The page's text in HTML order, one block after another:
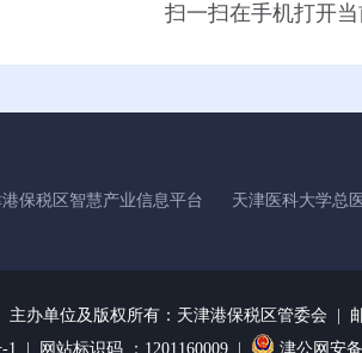
扫一扫在手机打开
港保税区智慧产业信息平台 天津医科大学总
主办单位及版权所有： 天津港保税区管委会 |
1
| 网站标识码 ：1201160009 | 津公网安